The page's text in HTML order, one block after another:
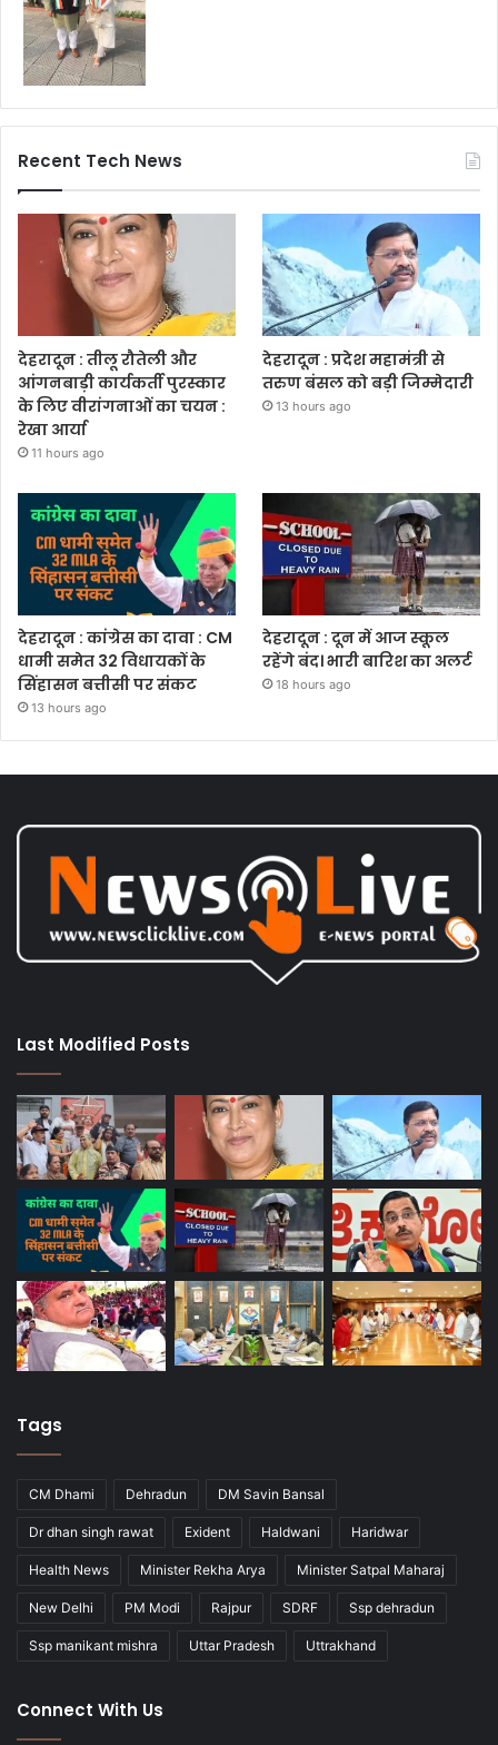
Recent Tech News
देहरादून : तीलू रौतेली और
आंगनबाड़ी कार्यकर्ती पुरस्कार
के लिए वीरांगनाओं का चयन :
रेखा आर्या
11 hours ago
देहरादून : प्रदेश महामंत्री से
तरुण बंसल को बड़ी जिम्मेदारी
13 hours ago
देहरादून : कांग्रेस का दावा : CM
धामी समेत 32 विधायकों के
सिंहासन बत्तीसी पर संकट
13 hours ago
देहरादून : दून में आज स्कूल
रहेंगे बंद। भारी बारिश का अलर्ट
18 hours ago
Last Modified Posts
Tags
CM Dhami Dehradun DM Savin Bansal
Dr dhan singh rawat Exident Haldwani Haridwar
Health News Minister Rekha Arya Minister Satpal Maharaj
New Delhi PM Modi Rajpur SDRF Ssp dehradun
Ssp manikant mishra Uttar Pradesh Uttrakhand
Connect With Us